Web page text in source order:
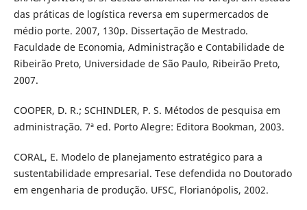
das práticas de logística reversa em supermercados de
médio porte. 2007, 130p. Dissertação de Mestrado.
Faculdade de Economia, Administração e Contabilidade de
Ribeirão Preto, Universidade de São Paulo, Ribeirão Preto,
2007.
COOPER, D. R.; SCHINDLER, P. S. Métodos de pesquisa em
administração. 7ª ed. Porto Alegre: Editora Bookman, 2003.
CORAL, E. Modelo de planejamento estratégico para a
sustentabilidade empresarial. Tese defendida no Doutorado
em engenharia de produção. UFSC, Florianópolis, 2002.